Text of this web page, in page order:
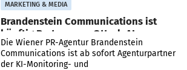
MARKETING & MEDIA
Brandenstein Communications ist
künftig Partner von OtterlyAI
Die Wiener PR-Agentur Brandenstein
Communications ist ab sofort Agenturpartner
der KI-Monitoring- und